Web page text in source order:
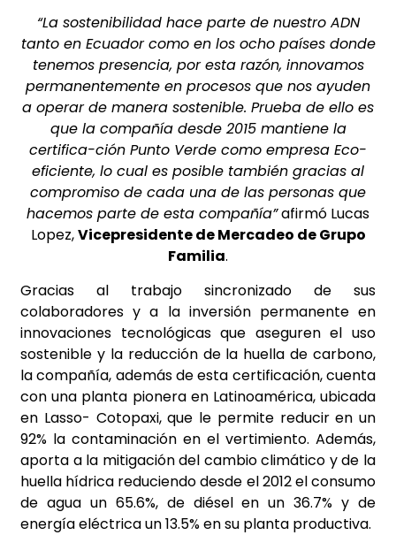
“La sostenibilidad hace parte de nuestro ADN
tanto en Ecuador como en los ocho países donde
tenemos presencia, por esta razón, innovamos
permanentemente en procesos que nos ayuden
a operar de manera sostenible. Prueba de ello es
que la compañía desde 2015 mantiene la
certifica-ción Punto Verde como empresa Eco-
eficiente, lo cual es posible también gracias al
compromiso de cada una de las personas que
hacemos parte de esta compañía”afirmó Lucas
Lopez,Vicepresidente de Mercadeo de Grupo
Familia.
Gracias al trabajo sincronizado de sus
colaboradores y a la inversión permanente en
innovaciones tecnológicas que aseguren el uso
sostenible y la reducción de la huella de carbono,
la compañía, además de esta certificación, cuenta
con una planta pionera en Latinoamérica, ubicada
en Lasso- Cotopaxi, que le permite reducir en un
92% la contaminación en el vertimiento. Además,
aporta a la mitigación del cambio climático y de la
huella hídrica reduciendo desde el 2012 el consumo
de agua un 65.6%, de diésel en un 36.7% y de
energía eléctrica un 13.5% en su planta productiva.